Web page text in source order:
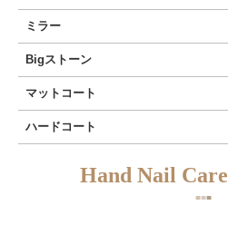
ミラー
Bigストーン
マットコート
ハードコート
Hand Nail Care
■■■